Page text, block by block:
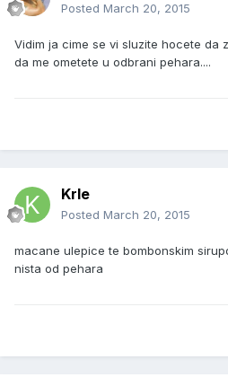
Posted March 20, 2015
Vidim ja cime se vi sluzite hocete da
da me ometete u odbrani pehara....
Krle
Posted March 20, 2015
macane ulepice te bombonskim
nista od pehara